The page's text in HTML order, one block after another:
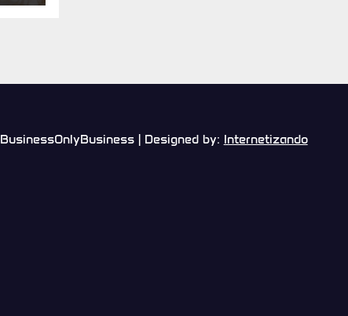
BusinessOnlyBusiness | Designed by: Internetizando